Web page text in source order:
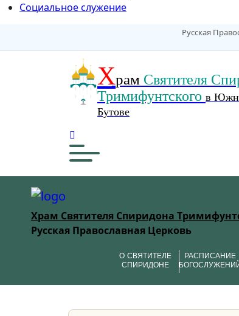
Социальное служение
Русская
Храм Святителя
Тримифунтского в
Бутове
Храм Святителя Спиридона
Русская Православная Церковь
О СВЯТИТЕЛЕ
СПИРИДОНЕ
РАСПИСАНИЕ